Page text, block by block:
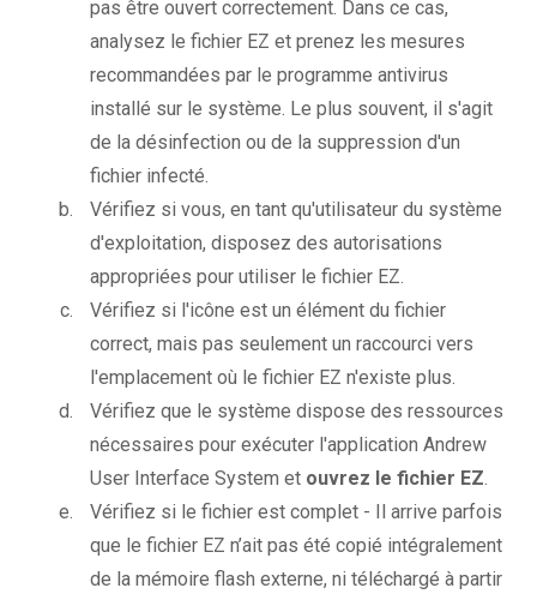
pas être ouvert correctement. Dans ce cas,
analysez le fichier EZ et prenez les mesures
recommandées par le programme antivirus
installé sur le système. Le plus souvent, il s'agit
de la désinfection ou de la suppression d'un
fichier infecté.
Vérifiez si vous, en tant qu'utilisateur du système
d'exploitation, disposez des autorisations
appropriées pour utiliser le fichier EZ.
Vérifiez si l'icône est un élément du fichier
correct, mais pas seulement un raccourci vers
l'emplacement où le fichier EZ n'existe plus.
Vérifiez que le système dispose des ressources
nécessaires pour exécuter l'application Andrew
User Interface System et ouvrez le fichier EZ.
Vérifiez si le fichier est complet - Il arrive parfois
que le fichier EZ n’ait pas été copié intégralement
de la mémoire flash externe, ni téléchargé à partir